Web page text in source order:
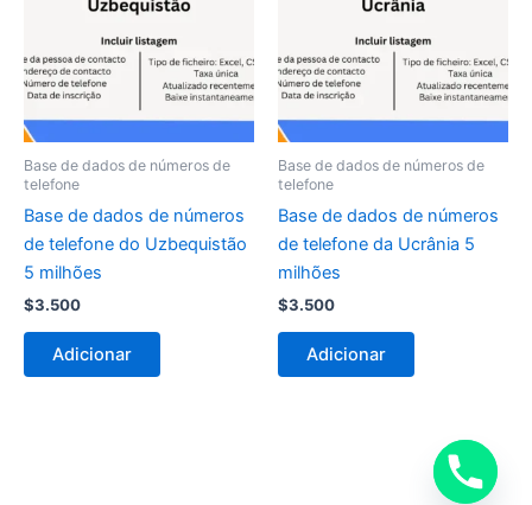
Base de dados de números de
telefone
Base de dados de números
de telefone do Uzbequistão
5 milhões
$3.500
Adicionar
Base de dados de números de
telefone
Base de dados de números
de telefone da Ucrânia 5
milhões
$3.500
Adicionar